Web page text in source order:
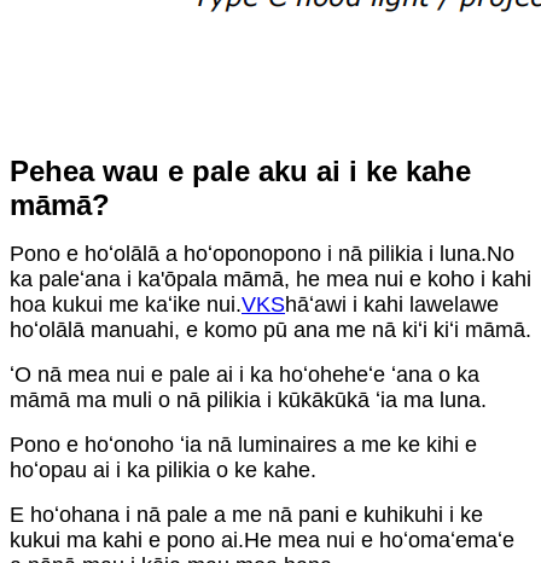
Pehea wau e pale aku ai i ke kahe
māmā?
Pono e hoʻolālā a hoʻoponopono i nā pilikia i luna.No
ka paleʻana i ka'ōpala māmā, he mea nui e koho i kahi
hoa kukui me kaʻike nui.VKShāʻawi i kahi lawelawe
hoʻolālā manuahi, e komo pū ana me nā kiʻi kiʻi māmā.
ʻO nā mea nui e pale ai i ka hoʻoheheʻe ʻana o ka
māmā ma muli o nā pilikia i kūkākūkā ʻia ma luna.
Pono e hoʻonoho ʻia nā luminaires a me ke kihi e
hoʻopau ai i ka pilikia o ke kahe.
E hoʻohana i nā pale a me nā pani e kuhikuhi i ke
kukui ma kahi e pono ai.He mea nui e hoʻomaʻemaʻe